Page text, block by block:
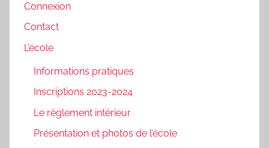
Connexion
Contact
L’école
Informations pratiques
Inscriptions 2023-2024
Le règlement intérieur
Présentation et photos de l’école